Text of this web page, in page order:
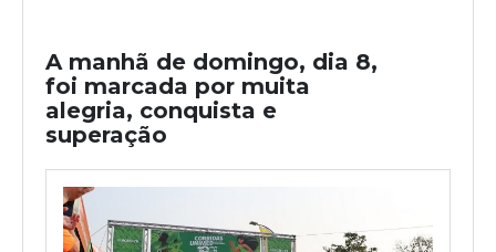
A manhã de domingo, dia 8,
foi marcada por muita
alegria, conquista e
superação